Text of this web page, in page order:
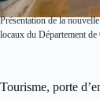
Présentation de la
locaux du Département
Tourisme, porte